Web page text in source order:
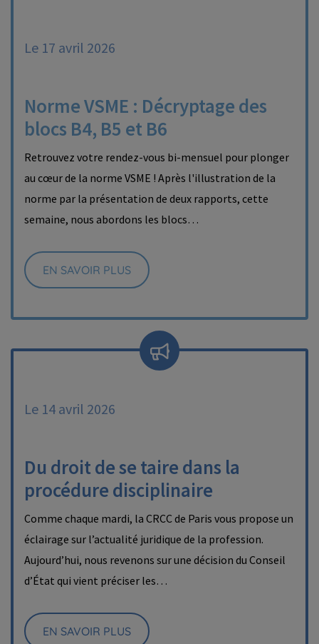
Le 17 avril 2026
Norme VSME : Décryptage des
blocs B4, B5 et B6
Retrouvez votre rendez-vous bi-mensuel pour plonger
au cœur de la norme VSME ! Après l'illustration de la
norme par la présentation de deux rapports, cette
semaine, nous abordons les blocs…
EN SAVOIR PLUS
Le 14 avril 2026
Du droit de se taire dans la
procédure disciplinaire
Comme chaque mardi, la CRCC de Paris vous propose un
éclairage sur l’actualité juridique de la profession.
Aujourd’hui, nous revenons sur une décision du Conseil
d’État qui vient préciser les…
EN SAVOIR PLUS